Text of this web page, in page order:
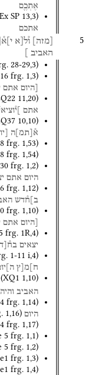
אֶתְכֶ֖ם
Ex SP 13,3)
אתכם
5 מזה ו֯ל[א י]א֯
האביב
28-29,3)
frg. 1,3)
[היום אתם
11,20)
אתם
10,10)
א֯ תמ ה
frg. 1,53)
frg. 1,54)
frg. 1,2)
היום אתם
frg. 1,12)
ב]ח֯דש
frg. 1,10)
[היום אתם
frg. 1R,4)
יצאים בח֯ ד
1-11 i,4)
ח]מ[ץ
(XQ1 1,10)
האביב והיה
frg. 1,14)
היום
1,16)
frg. 1,17)
5 frg. 1,1)
5 frg. 1,2)
frg. 1,3)
frg. 1,4)